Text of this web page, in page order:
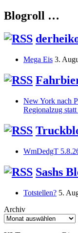
Blogroll …
Mega Eis 3.
New York nach
Regionalzug
WmDedgT
Sashs
Totstellen? 5.
Archiv